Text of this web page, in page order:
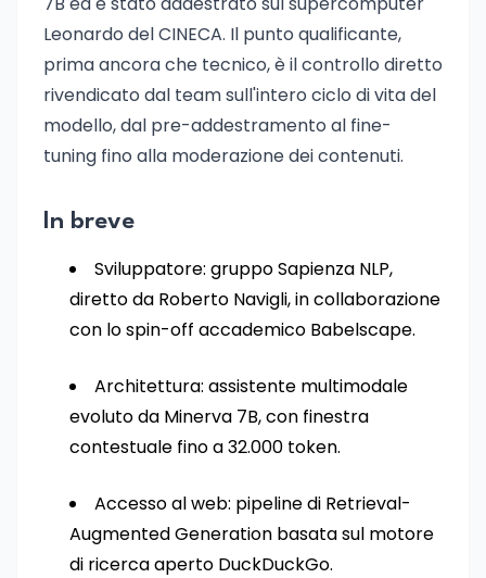
Leonardo del CINECA. Il punto qualificante,
prima ancora che tecnico, è il controllo diretto
rivendicato dal team sull'intero ciclo di vita del
modello, dal pre-addestramento al fine-
tuning fino alla moderazione dei contenuti.
In breve
Sviluppatore: gruppo Sapienza NLP,
diretto da Roberto Navigli, in collaborazione
con lo spin-off accademico Babelscape.
Architettura: assistente multimodale
evoluto da Minerva 7B, con finestra
contestuale fino a 32.000 token.
Accesso al web: pipeline di Retrieval-
Augmented Generation basata sul motore
di ricerca aperto DuckDuckGo.